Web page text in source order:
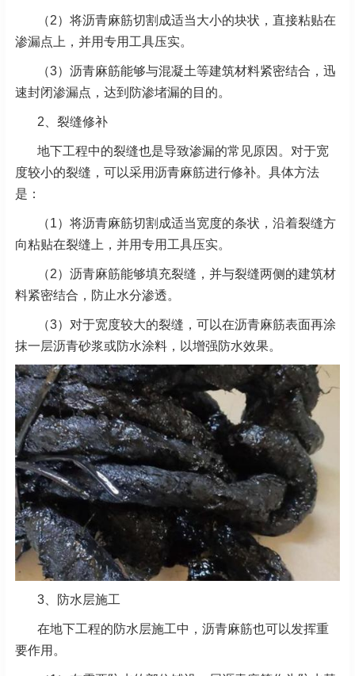
（2）将沥青麻筋切割成适当大小的块状，直接粘贴在
渗漏点上，并用专用工具压实。
（3）沥青麻筋能够与混凝土等建筑材料紧密结合，迅
速封闭渗漏点，达到防渗堵漏的目的。
2、 裂缝修补
地下工程中的裂缝也是导致渗漏的常见原因。对于宽
度较小的裂缝，可以采用沥青麻筋进行修补。具体方法
是：
（1）将沥青麻筋切割成适当宽度的条状，沿着裂缝方
向粘贴在裂缝上，并用专用工具压实。
（2）沥青麻筋能够填充裂缝，并与裂缝两侧的建筑材
料紧密结合，防止水分渗透。
（3）对于宽度较大的裂缝，可以在沥青麻筋表面再涂
抹一层沥青砂浆或防水涂料，以增强防水效果。
3、 防水层施工
在地下工程的防水层施工中，沥青麻筋也可以发挥重
要作用。